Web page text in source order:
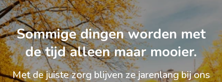
Sommige dingen worden met
de tijd alleen maar mooier.
Met de juiste zorg blijven ze jarenlang bij ons